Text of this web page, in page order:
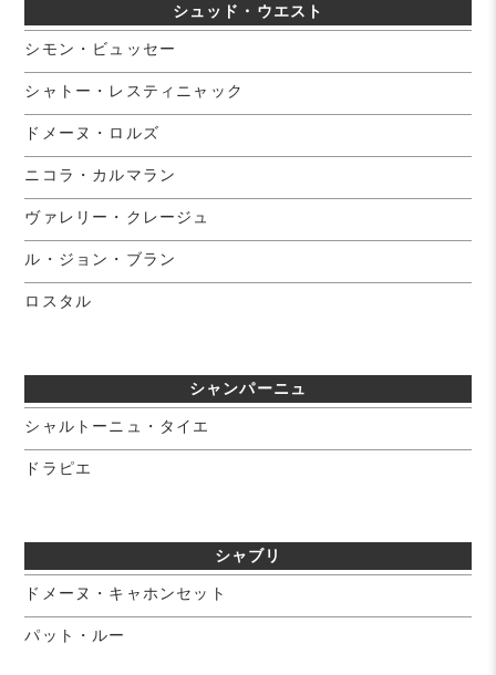
シュッド・ウエスト
シモン・ビュッセー
シャトー・レスティニャック
ドメーヌ・ロルズ
ニコラ・カルマラン
ヴァレリー・クレージュ
ル・ジョン・ブラン
ロスタル
シャンパーニュ
シャルトーニュ・タイエ
ドラピエ
シャブリ
ドメーヌ・キャホンセット
パット・ルー